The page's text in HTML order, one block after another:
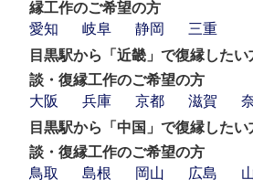
縁工作のご希望の方
愛知
岐阜 静岡
三重
目黒駅から「近畿」で復縁した
談・復縁工作のご希望の方
大阪
兵庫 京都 滋賀
目黒駅から「中国」で復縁した
談・復縁工作のご希望の方
鳥取
島根 岡山 広島